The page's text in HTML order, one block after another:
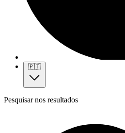
🇵🇹
Pesquisar nos resultados